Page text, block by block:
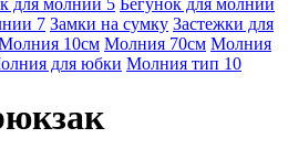
7 Замки на сумку Застежки для
10см Молния 70см Молния
для юбки Молния тип 10